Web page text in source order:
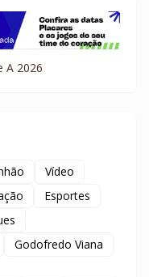
A 2026
Vídeo
Esportes
Godofredo Viana